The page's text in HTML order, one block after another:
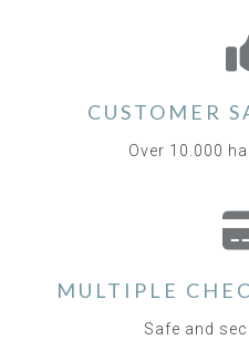
CUSTOMER
Over 10.000
MULTIPLE
Safe and